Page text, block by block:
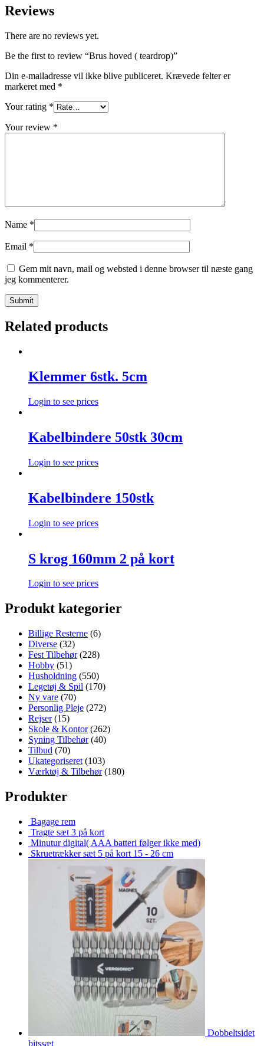
Reviews
There are no reviews yet.
Be the first to review “Brus hoved ( teardrop)”
Din e-mailadresse vil ikke blive publiceret. Krævede felter er
markeret med *
Your rating *
Your review *
Name *
Email *
Gem mit navn, mail og websted i denne browser til næste gang
jeg kommenterer.
Related products
Klemmer 6stk. 5cm
Login to see prices
Kabelbindere 50stk 30cm
Login to see prices
Kabelbindere 150stk
Login to see prices
S krog 160mm 2 på kort
Login to see prices
Produkt kategorier
Billige Resterne (6)
Diverse (32)
Fest Tilbehør (228)
Hobby (51)
Husholdning (550)
Legetøj & Spil (170)
Ny vare (70)
Personlig Pleje (272)
Rejser (15)
Skole & Kontor (262)
Syning Tilbehør (40)
Tilbud (70)
Ukategoriseret (103)
Værktøj & Tilbehør (180)
Produkter
Bagage rem
Tragte sæt 3 på kort
Minutur digital( AAA batteri følger ikke med)
Skruetrækker sæt 5 på kort 15 - 26 cm
Dobbeltsidet
bitssæt